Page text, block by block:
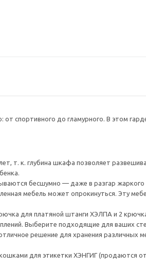
спортивного до гламурного. В этом
т. к. глубина шкафа позволяет
бесшумно — даже в разгар жаркого
мебель может опрокинуться. Эту
для платяной штанги ХЭЛПА и 2
Выберите подходящие для ваших
решение для хранения различных
для этикетки ХЭНГИГ (продаются